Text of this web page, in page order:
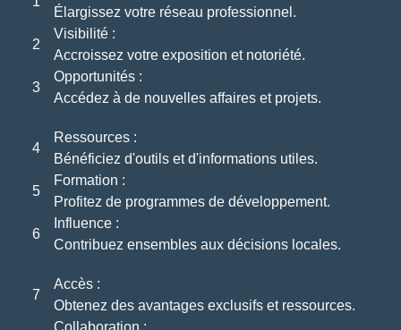
Élargissez votre réseau professionnel.
Visibilité :
Accroissez votre exposition et notoriété.
2
Opportunités :
Accédez à de nouvelles affaires et projets.
3
Ressources :
Bénéficiez d'outils et d'informations utiles.
4
Formation :
Profitez de programmes de développement.
5
Influence :
Contribuez ensembles aux décisions locales.
6
Accès :
Obtenez des avantages exclusifs et ressources.
7